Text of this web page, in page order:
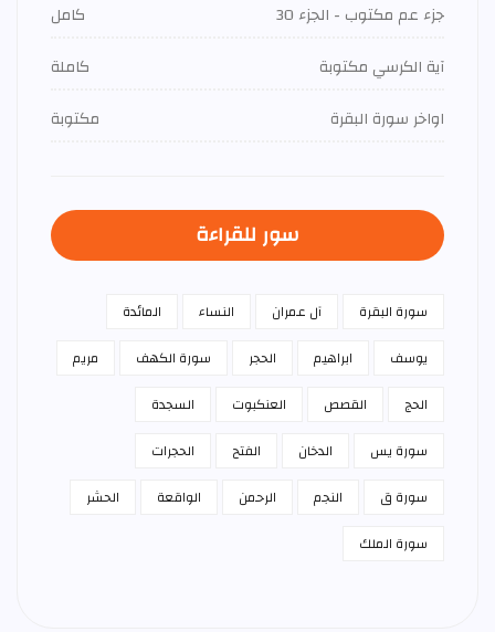
جزء عم مكتوب - الجزء 30
كامل
آية الكرسي مكتوبة
كاملة
اواخر سورة البقرة
مكتوبة
سور للقراءة
سورة البقرة آل عمران النساء
المائدة
يوسف
ابراهيم الحجر سورة الكهف
مريم
الحج
القصص العنكبوت
السجدة
سورة يس
الدخان الفتح
الحجرات
سورة ق
النجم الرحمن الواقعة
الحشر
سورة الملك